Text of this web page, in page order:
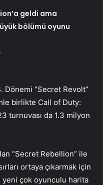
geldi ama
bölümü oyunu
Dönemi “Secret Revolt”
birlikte Call of Duty:
turnuvası da 1.3 milyon
“Secret Rebellion” ile
ortaya çıkarmak için
çok oyunculu harita